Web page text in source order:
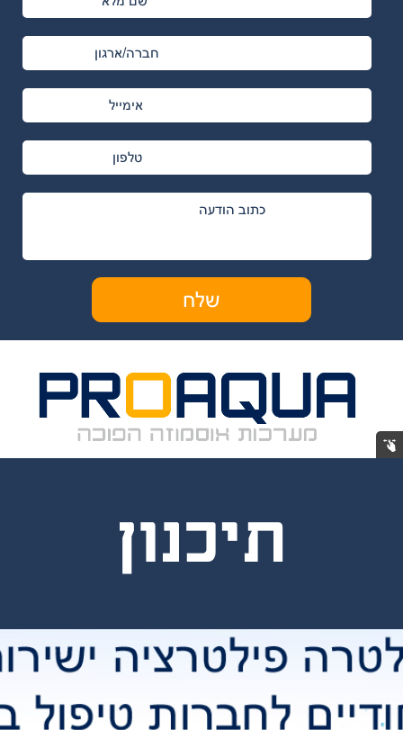
תיכנון
ייצור